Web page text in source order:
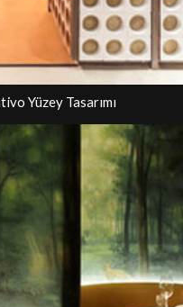
Yüzey Tasarımı